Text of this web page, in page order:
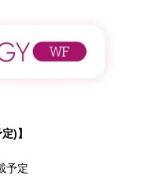
)】
予定